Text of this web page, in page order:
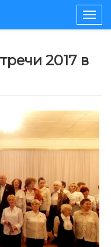
2017 в